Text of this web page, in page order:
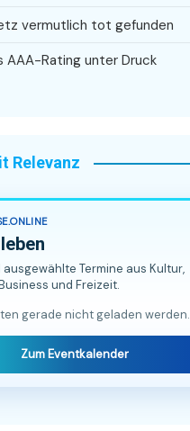
vermutlich tot gefunden
AAA-Rating unter Druck
Relevanz
Termine aus Kultur,
und Freizeit.
gerade nicht geladen werden.
Zum Eventkalender